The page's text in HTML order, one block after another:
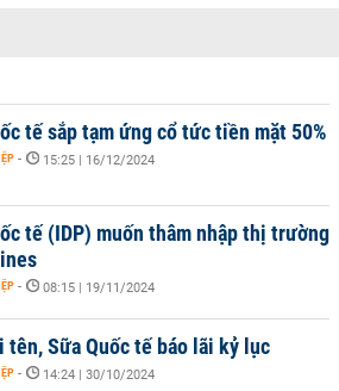
tế sắp tạm ứng cổ tức tiền mặt 50%
- 15:25 | 16/12/2024
tế (IDP) muốn thâm nhập thị trường
- 08:15 | 19/11/2024
tên, Sữa Quốc tế báo lãi kỷ lục
- 14:24 | 30/10/2024